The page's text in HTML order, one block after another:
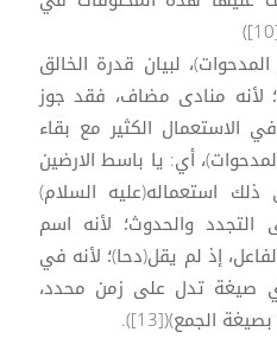
لبيان قدرة الخالق
لأنه منادى مضاف، فقد جوز
الاستعمال الكثير مع بقاء
المدحوات)، أي: يا باسط الارضين
الى ذلك استعماله(عليه السلام)
والحدوث؛ لأنه اسم
إذ لم يقل(دحا)؛ لأنه في
صيغة تدل على زمن محدد،
الجمع)([13]).